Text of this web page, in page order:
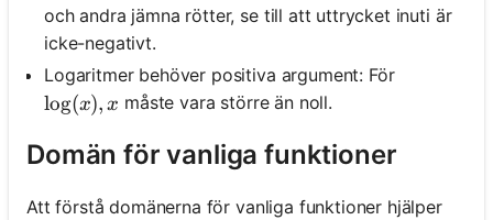
och andra jämna rötter, se till att uttrycket inuti är
icke-negativt.
Logaritmer behöver positiva argument: För
\log (x), x
log(x), x måste vara större än noll.
Domän för vanliga funktioner
Att förstå domänerna för vanliga funktioner hjälper